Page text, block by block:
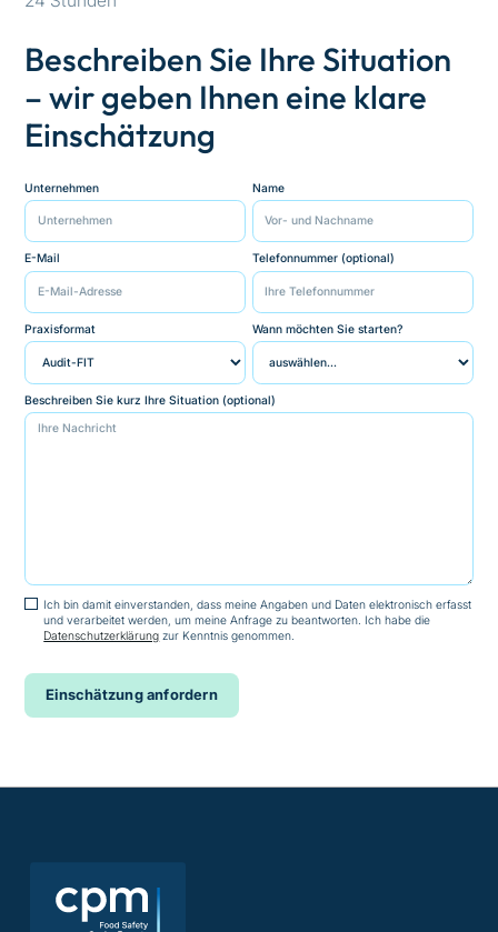
Beschreiben Sie Ihre Situation
– wir geben Ihnen eine klare
Einschätzung
Unternehmen Name
E-Mail Telefonnummer (optional)
Praxisformat Wann möchten Sie starten?
Beschreiben Sie kurz Ihre Situation (optional)
Ich bin damit einverstanden, dass meine Angaben und Daten elektronisch erfasst
und verarbeitet werden, um meine Anfrage zu beantworten. Ich habe die
Datenschutzerklärung zur Kenntnis genommen.